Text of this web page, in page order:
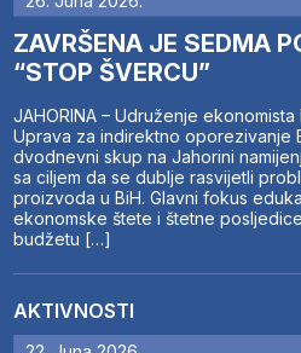
ZAVRŠENA JE SEDMA
“STOP ŠVERCU”
JAHORINA – Udruženje
Uprava za indirektno oporezivanje
dvodnevni skup na Jahorini
sa ciljem da se dublje rasvijetli
proizvoda u BiH. Glavni fokus
ekonomske štete i štetne
budžetu […]
AKTIVNOSTI